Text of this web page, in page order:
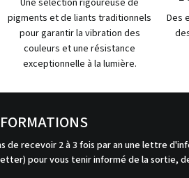
Une sélection rigoureuse de
pigments et de liants traditionnels
pour garantir la vibration des
couleurs et une résistance
exceptionnelle à la lumière.
Des
de recevoir 2 à 3 fois par an une lettre
pour vous tenir informé de la sortie,